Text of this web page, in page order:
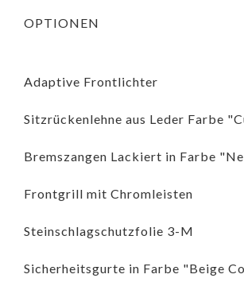
OPTIONEN
Adaptive Frontlichter
Sitzrückenlehne aus Leder Farbe
Bremszangen Lackiert in Farbe
Frontgrill mit Chromleisten
Steinschlagschutzfolie 3-M
Sicherheitsgurte in Farbe "Beige